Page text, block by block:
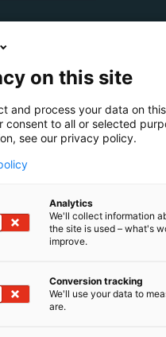
on this site
and process your data on
consent to all or selected
see our privacy policy.
Analytics
We'll collect information
the site is used – what's
improve.
Conversion tracking
We'll use your data to
are.